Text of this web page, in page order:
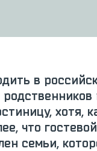
в
хотя,
что
семьи,